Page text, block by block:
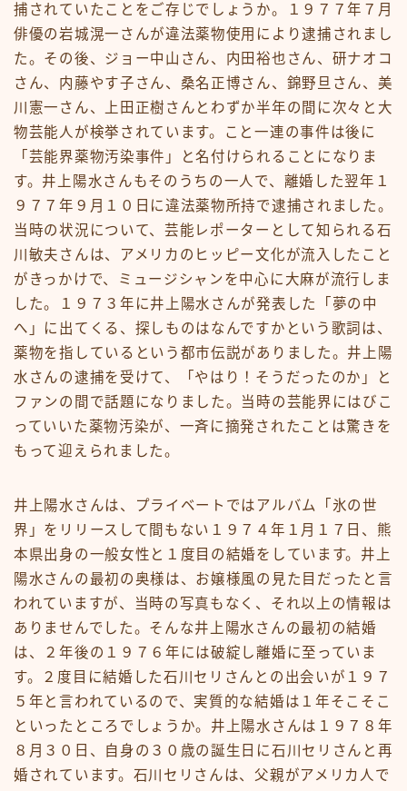
捕されていたことをご存じでしょうか。１９７７年７月
俳優の岩城滉一さんが違法薬物使用により逮捕されまし
た。その後、ジョー中山さん、内田裕也さん、研ナオコ
さん、内藤やす子さん、桑名正博さん、錦野旦さん、美
川憲一さん、上田正樹さんとわずか半年の間に次々と大
物芸能人が検挙されています。こと一連の事件は後に
「芸能界薬物汚染事件」と名付けられることになりま
す。井上陽水さんもそのうちの一人で、離婚した翌年１
９７７年９月１０日に違法薬物所持で逮捕されました。
当時の状況について、芸能レポーターとして知られる石
川敏夫さんは、アメリカのヒッピー文化が流入したこと
がきっかけで、ミュージシャンを中心に大麻が流行しま
した。１９７３年に井上陽水さんが発表した「夢の中
へ」に出てくる、探しものはなんですかという歌詞は、
薬物を指しているという都市伝説がありました。井上陽
水さんの逮捕を受けて、「やはり！そうだったのか」と
ファンの間で話題になりました。当時の芸能界にはびこ
っていいた薬物汚染が、一斉に摘発されたことは驚きを
もって迎えられました。
井上陽水さんは、プライベートではアルバム「氷の世
界」をリリースして間もない１９７４年１月１７日、熊
本県出身の一般女性と１度目の結婚をしています。井上
陽水さんの最初の奥様は、お嬢様風の見た目だったと言
われていますが、当時の写真もなく、それ以上の情報は
ありませんでした。そんな井上陽水さんの最初の結婚
は、２年後の１９７６年には破綻し離婚に至っていま
す。２度目に結婚した石川セリさんとの出会いが１９７
５年と言われているので、実質的な結婚は１年そこそこ
といったところでしょうか。井上陽水さんは１９７８年
８月３０日、自身の３０歳の誕生日に石川セリさんと再
婚されています。石川セリさんは、父親がアメリカ人で